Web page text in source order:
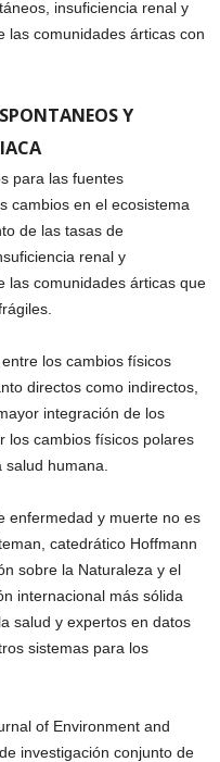
insuficiencia renal y
las comunidades árticas con
Y
para las fuentes
cambios en el ecosistema
de las tasas de
renal y
las comunidades árticas que
los cambios físicos
directos como indirectos,
integración de los
los cambios físicos polares
humana.
enfermedad y muerte no es
catedrático Hoffmann
sobre la Naturaleza y el
internacional más sólida
salud y expertos en datos
sistemas para los
of Environment and
investigación conjunto de